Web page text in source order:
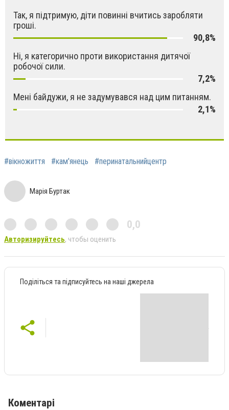
Так, я підтримую, діти повинні вчитись заробляти
гроші.
90,8%
Ні, я категорично проти використання дитячої
робочої сили.
7,2%
Мені байдужи, я не задумувався над цим питанням.
2,1%
#вікножиття #кам'янець #перинатальнийцентр
Марія Буртак
0,0
Авторизируйтесь, чтобы оценить
Поділіться та підписуйтесь на наші джерела
Коментарі